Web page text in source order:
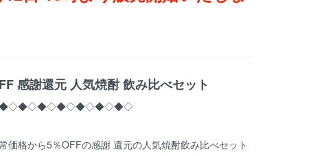
感謝還元 人気焼酎 飲み比べセット
価格から5％OFFの感謝 還元の人気焼酎飲み比べセット